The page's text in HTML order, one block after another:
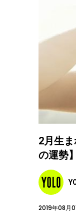
2月生
の運勢】
2019年08月